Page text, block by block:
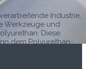
Indus­trie,
Werkzeuge und
Diese
dem Polyurethan-
Gas beigemis­cht
Isolierung